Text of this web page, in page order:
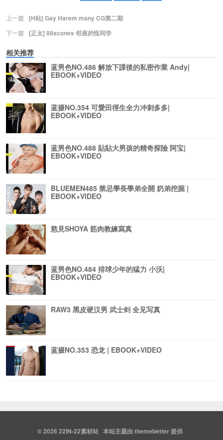
上一篇
[H站] Gay Harem many CG第二期
下一篇
[正太] 88scones 邻座的怪同学
相关推荐
蓝男色NO.486 解放下課後的私密作業 Andy|
EBOOK+VIDEO
蓝摄NO.354 可愛田徑生全力冲刺多多|
EBOOK+VIDEO
蓝男色NO.488 貼貼大男孩的精奇探險 阿宝|
EBOOK+VIDEO
BLUEMEN485 禁忌學長學弟全開 奶弟挖掘 |
EBOOK+VIDEO
慾見SHOYA 筋肉教練寫真
蓝男色NO.484 排球少年的猛力 小沃|
EBOOK+VIDEO
RAW3 黑皮硬汉男 武士剑 全见写真
蓝摄NO.353 恐龙 | EBOOK+VIDEO
© 2026 22IN-22素材站 本站主题由themebetter提供